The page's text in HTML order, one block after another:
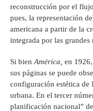
reconstrucción por el
pues, la representación
americana a partir de la
integrada por las grandes
Si bien América, en
sus páginas se puede
configuración estética
urbana. En el tercer
planificación nacional”